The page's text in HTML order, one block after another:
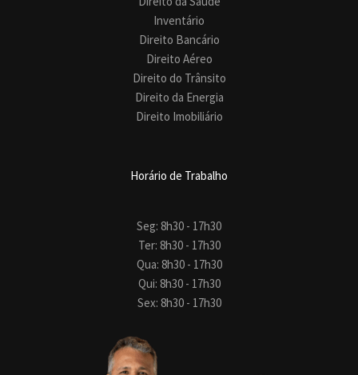
Inventário
Direito Bancário
Direito Aéreo
Direito do Trânsito
Direito da Energia
Direito Imobiliário
Horário de Trabalho
Seg: 8h30 - 17h30
Ter: 8h30 - 17h30
Qua: 8h30 - 17h30
Qui: 8h30 - 17h30
Sex: 8h30 - 17h30